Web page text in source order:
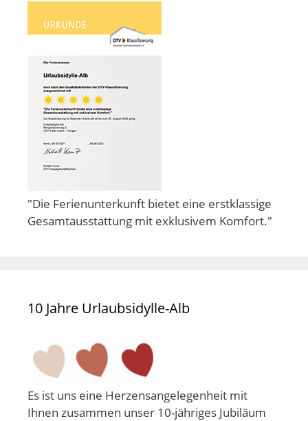
"Die Ferienunterkunft bietet eine erstklassige
Gesamtausstattung mit exklusivem Komfort."
10 Jahre Urlaubsidylle-Alb
Es ist uns eine Herzensangelegenheit mit
Ihnen zusammen unser 10-jähriges Jubiläum